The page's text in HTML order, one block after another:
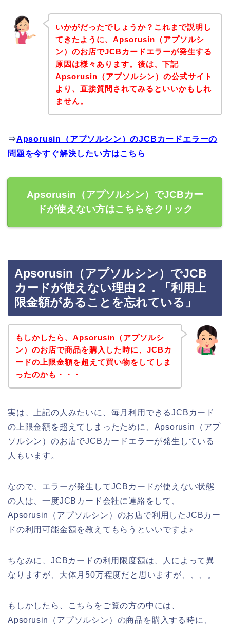
いかがだったでしょうか？これまで説明し
てきたように、Apsorusin（アプソルシ
ン）のお店でJCBカードエラーが発生する
原因は様々あります。後は、下記
Apsorusin（アプソルシン）の公式サイト
より、直接質問されてみるといいかもしれ
ません。
⇒Apsorusin（アプソルシン）のJCBカードエラーの
問題を今すぐ解決したい方はこちら
Apsorusin（アプソルシン）でJCBカー
ドが使えない方はこちらをクリック
Apsorusin（アプソルシン）でJCB
カードが使えない理由２．「利用上
限金額があることを忘れている」
もしかしたら、Apsorusin（アプソルシ
ン）のお店で商品を購入した時に、JCBカ
ードの上限金額を超えて買い物をしてしま
ったのかも・・・
実は、上記の人みたいに、毎月利用できるJCBカード
の上限金額を超えてしまったために、Apsorusin（アプ
ソルシン）のお店でJCBカードエラーが発生している
人もいます。
なので、エラーが発生してJCBカードが使えない状態
の人は、一度JCBカード会社に連絡をして、
Apsorusin（アプソルシン）のお店で利用したJCBカー
ドの利用可能金額を教えてもらうといいですよ♪
ちなみに、JCBカードの利用限度額は、人によって異
なりますが、大体月50万程度だと思いますが、、、。
もしかしたら、こちらをご覧の方の中には、
Apsorusin（アプソルシン）の商品を購入する時に、